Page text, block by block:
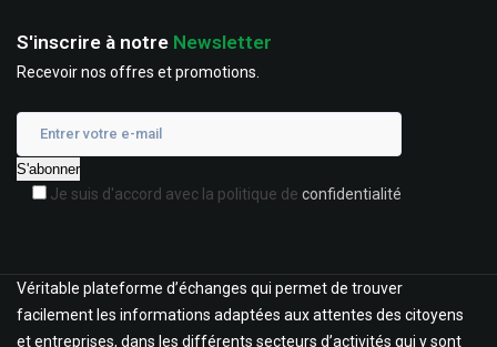
S'inscrire à notre Newsletter
Recevoir nos offres et promotions.
Je suis d'accord avec la politique de confidentialité
Véritable plateforme d’échanges qui permet de trouver
facilement les informations adaptées aux attentes des citoyens
et entreprises, dans les différents secteurs d’activités qui y sont